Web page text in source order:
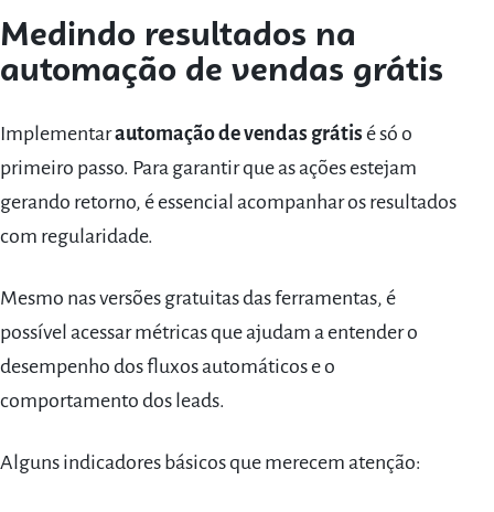
Medindo resultados na
automação de vendas grátis
Implementarautomação de vendas grátis é só o
primeiro passo. Para garantir que as ações estejam
gerando retorno, é essencial acompanhar os resultados
com regularidade.
Mesmo nas versões gratuitas das ferramentas, é
possível acessar métricas que ajudam a entender o
desempenho dos fluxos automáticos e o
comportamento dos leads.
Alguns indicadores básicos que merecem atenção: